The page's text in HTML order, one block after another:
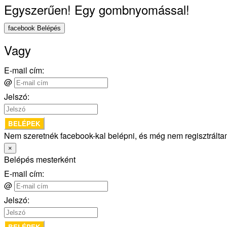
Egyszerűen! Egy gombnyomással!
facebook Belépés
Vagy
E-mail cím:
@
Jelszó:
BELÉPEK
Nem szeretnék facebook-kal belépni, és még nem
×
Belépés mesterként
E-mail cím:
@
Jelszó: